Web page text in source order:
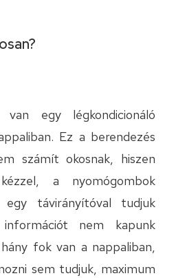
egy légkondicionáló
Ez a berendezés
számít okosnak, hiszen
a nyomógombok
egy távirányítóval tudjuk
nem kapunk
fok van a nappaliban,
sem tudjuk, maximum